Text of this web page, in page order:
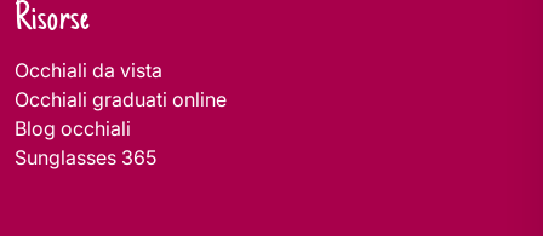
Risorse
Occhiali da vista
Occhiali graduati online
Blog occhiali
Sunglasses 365